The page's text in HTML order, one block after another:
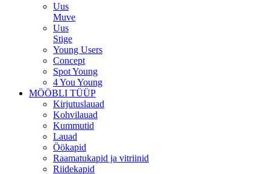
Uus
Muve
Uus
Stige
Young Users
Concept
Spot Young
4 You Young
MÖÖBLI TÜÜP
Kirjutuslauad
Kohvilauad
Kummutid
Lauad
Öökapid
Raamatukapid ja vitriinid
Riidekapid